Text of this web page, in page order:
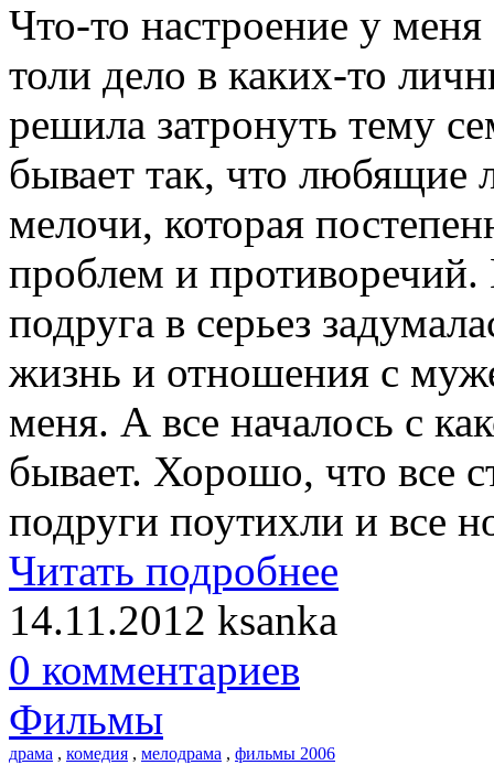
Что-то настроение у меня
толи дело в каких-то
решила затронуть тему
бывает так, что любящие
мелочи, которая
проблем и
подруга в серьез
жизнь и отношения с
меня. А все началось с
бывает. Хорошо, что все
подруги поутихли и все
Читать подробнее
14.11.2012 ksanka
0 комментариев
Фильмы
драма , комедия , мелодрама , фильмы 2006